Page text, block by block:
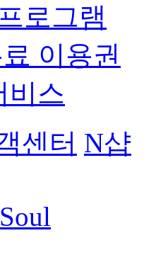
로그램
이용권
비스
센터 N샵